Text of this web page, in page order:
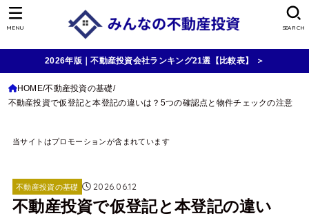
SEARCH
MENU
2026年版｜不動産投資会社ランキング21選【比較表】 ＞
HOME 不動産投資の基礎
不動産投資で仮登記と本登記の違いは？5つの確認点と物件チェックの注意
当サイトはプロモーションが含まれています
不動産投資の基礎 2026.06.12
不動産投資で仮登記と本登記の違い